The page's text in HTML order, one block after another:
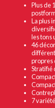
Plus de
La plus
les tons
46
propres
Stratifié
7